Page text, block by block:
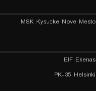
MSK Kysucke Nove Mesto
EIF Ekenas
PK-35 Helsinki